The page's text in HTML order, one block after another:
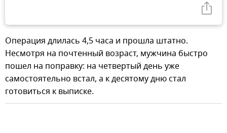
Операция длилась 4,5 часа и прошла штатно.
Несмотря на почтенный возраст, мужчина быстро
пошел на поправку: на четвертый день уже
самостоятельно встал, а к десятому дню стал
готовиться к выписке.